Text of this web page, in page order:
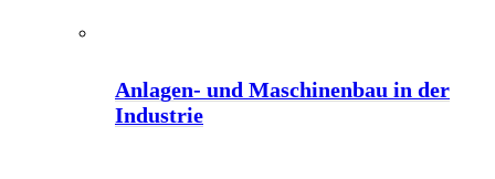
Anlagen- und Maschinenbau in der
Industrie